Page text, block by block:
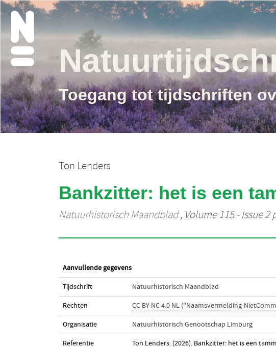
Toegang tot tijdschriften
Ton Lenders
Bankzitter: het is een
Natuurhistorisch Maandblad, Volume 115 - Issue 2
Aanvullende gegevens
Tijdschrift Natuurhistorisch Maandblad
Rechten CC BY-NC 4.0 NL ("Naamsvermelding-
Organisatie Natuurhistorisch Genootschap Limburg
Referentie Ton Lenders. (2026). Bankzitter: het is een